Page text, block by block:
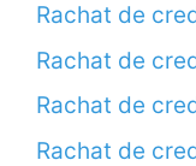
Rachat de
Rachat de
Rachat de
Rachat de